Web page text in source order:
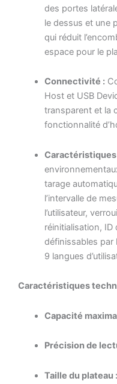
des portes
le dessus et une
qui réduit
espace pour le
Connectivité :
Host et USB
transparent et la
fonctionnalité
tarage
l’intervalle de
l’utilisateur,
réinitialisation, ID
définissables par
9 langues
Caractéristiques
Capacité
Précision de
Taille du plateau :